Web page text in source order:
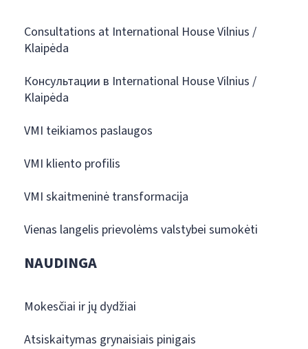
Consultations at International House Vilnius /
Klaipėda
Консультации в International House Vilnius /
Klaipėda
VMI teikiamos paslaugos
VMI kliento profilis
VMI skaitmeninė transformacija
Vienas langelis prievolėms valstybei sumokėti
NAUDINGA
Mokesčiai ir jų dydžiai
Atsiskaitymas grynaisiais pinigais